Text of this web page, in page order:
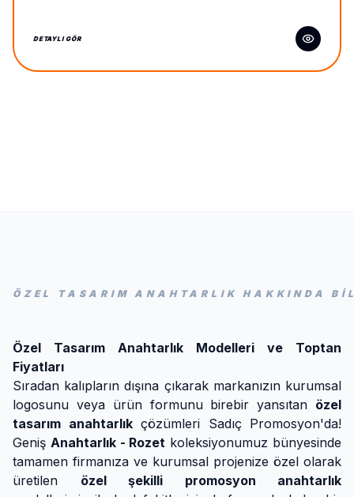
DETAYLI GÖR
ÖZEL TASARIM ANAHTARLIK HAKKINDA
Özel Tasarım Anahtarlık Modelleri ve Toptan
Fiyatları
Sıradan kalıpların dışına çıkarak markanızın kurumsal
logosunu veya ürün formunu birebir yansıtan özel
tasarım anahtarlıkçözümleri Sadıç Promosyon'da!
Geniş Anahtarlık - Rozet koleksiyonumuz bünyesinde
tamamen firmanıza ve kurumsal projenize özel olarak
üretilen özel şekilli promosyon anahtarlık